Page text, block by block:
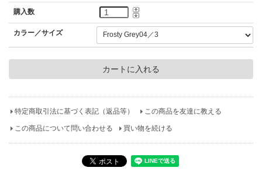
購入数
カラー／サイズ
特定商取引法に基づく表記（返品等） この商品を友達に教える
この商品について問い合わせる 買い物を続ける